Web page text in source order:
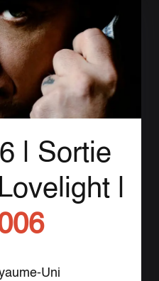
| Sortie
|
Uni